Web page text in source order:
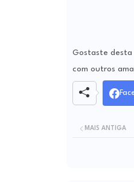
Gostaste desta
com outros
MAIS ANTIGA